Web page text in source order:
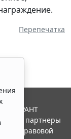
Перепечатка
ГАРАНТ
и ее партнеры
правовой